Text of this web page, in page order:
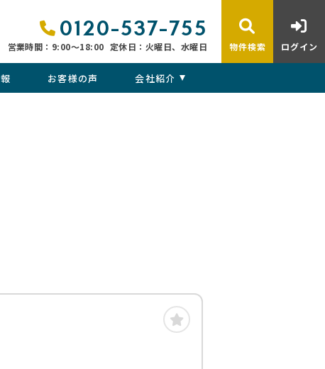
0120-537-755
営業時間：9:00〜18:00 定休日：火曜日、水曜日 物件検索 ログイン
お客様の声 会社紹介